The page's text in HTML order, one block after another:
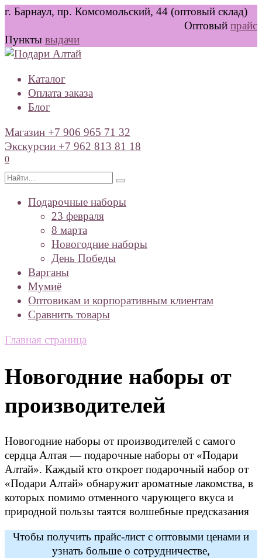
Перейти
содержанию
г. Барнаул, пр. Комсомольский, 44 (оптовый склад)
Оптовый прайс
Пункты выдачи
Каталог
Оплата заказа
Блог
Магазин +7 906 965 71 32
Экскурсии +7 962 813 81 18
0
Search
Подарочные наборы
23 февраля
8 марта
Новогодние наборы
День Победы
Варганы
Мумиё
Оптовикам и корпоративным клиентам
Сравнить товары
Главная страница
Новогодние наборы от
производителей
Новогодние наборы от производителей с самого
сердца Алтая — подарочные наборы от «Подари
Алтай». Каждый кто откроет подарочный набор от
«Подари Алтай» обнаружит ароматные лакомства, в
которых помимо отменного чарующего вкуса и
природной пользы таятся волшебные предсказания
Чтобы получить прайс-лист с оптовыми ценами и
узнать больше о сотрудничестве,